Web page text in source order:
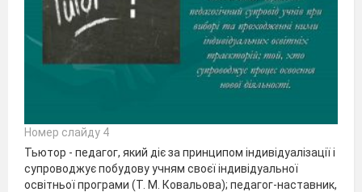
Номер слайду 4
Тьютор - педагог, який діє за принципом індивідуалізації і
супроводжує побудову учням своєї індивідуальної
освітньої програми (Т. М. Ковальова); педагог-наставник,